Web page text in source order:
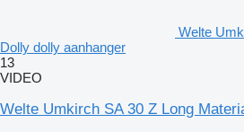
Welte
Dolly dolly aanhanger
13
VIDEO
Welte Umkirch SA 30 Z Long